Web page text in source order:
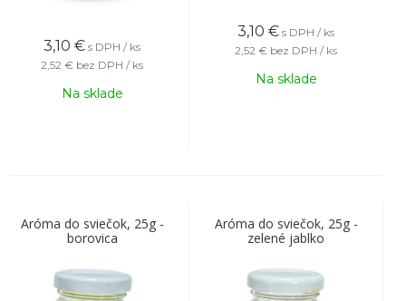
3,10 € s DPH / ks
2,52 € bez DPH / ks
Na sklade
3,10 € s DPH / ks
2,52 € bez DPH / ks
Na sklade
Aróma do sviečok, 25g -
borovica
Aróma do sviečok, 25g -
zelené jablko